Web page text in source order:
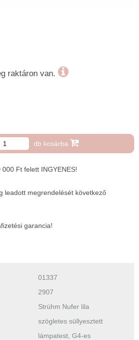
raktáron van.
db kosárba
Ft felett INGYENES!
leadott megrendelését következő
garancia!
01337
2907
Strühm Nufer lila
szögletes süllyesztett
lámpatest, G4-es